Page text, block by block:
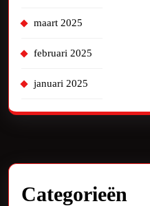
maart 2025
februari 2025
januari 2025
Categorieën